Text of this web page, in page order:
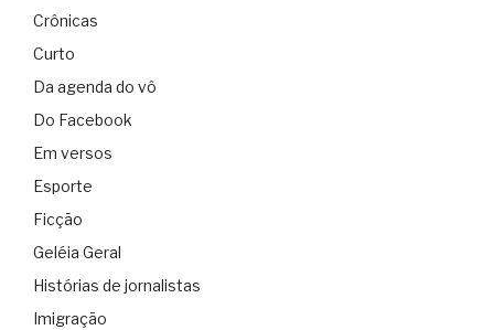
Crônicas
Curto
Da agenda do vô
Do Facebook
Em versos
Esporte
Ficção
Geléia Geral
Histórias de jornalistas
Imigração